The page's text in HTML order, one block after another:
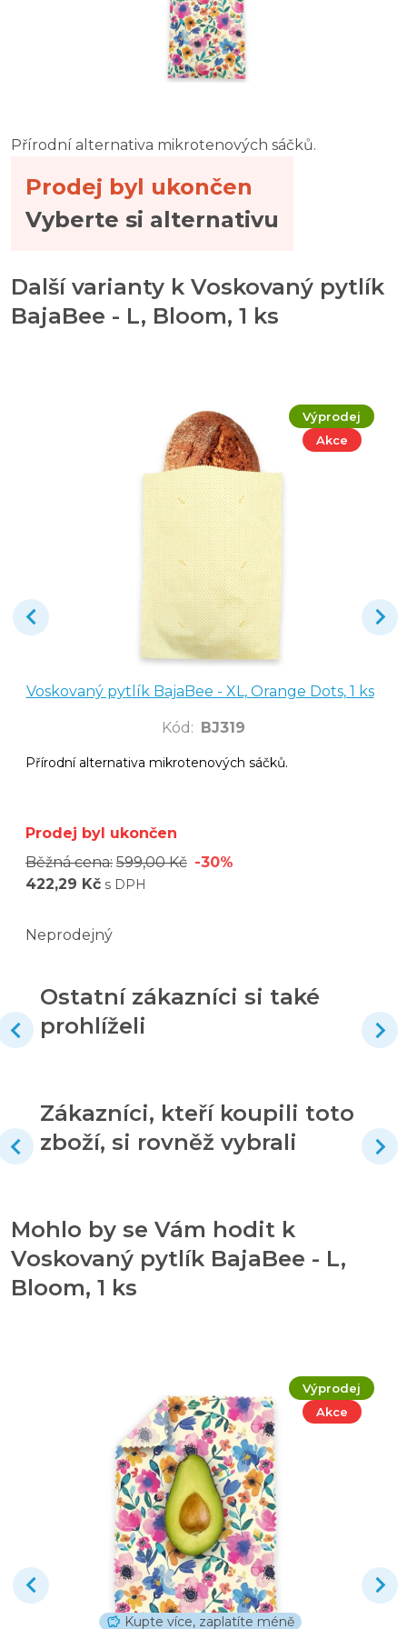
Přírodní alternativa mikrotenových sáčků.
Prodej byl ukončen
Vyberte si alternativu
Další varianty k Voskovaný pytlík
BajaBee - L, Bloom, 1 ks
Výprodej
Akce
Voskovaný pytlík BajaBee - XL, Orange Dots, 1 ks
Kód : BJ319
Přírodní alternativa mikrotenových sáčků.
Prodej byl ukončen
Běžná cena: 599,00 Kč -30%
422,29 Kč s DPH
Neprodejný
Ostatní zákazníci si také
prohlíželi
Zákazníci, kteří koupili toto
zboží, si rovněž vybrali
Mohlo by se Vám hodit k
Voskovaný pytlík BajaBee - L,
Bloom, 1 ks
Výprodej
Akce
Kupte více, zaplatíte méně